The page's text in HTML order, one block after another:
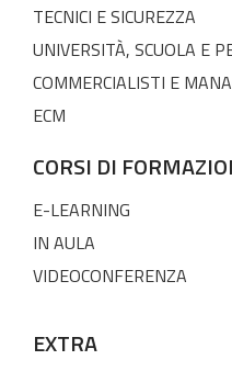
TECNICI E SICUREZZA
UNIVERSITÀ, SCUOLA E
COMMERCIALISTI E
ECM
CORSI DI
E-LEARNING
IN AULA
VIDEOCONFERENZA
EXTRA